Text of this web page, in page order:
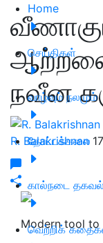
Home
செய்திகள்
வாழ்வும் நலமும்
தோட்டக்கலை
கால்நடை
வெற்றிக்
ஆற்றலை
நவீன
R. Balakrishnan
Modern tool to